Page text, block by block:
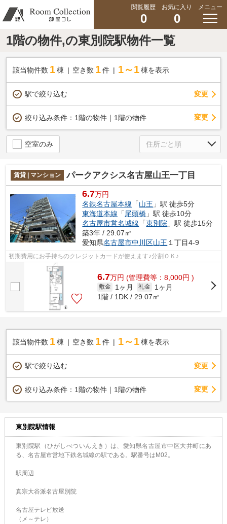
閲覧履歴
0
お気に入り
0
メニュー
1階の物件,の東別院駅物件一覧
該当物件数 1棟 空き数 1 件 1～1 棟を表示
駅で絞り込む 変更
絞り込み条件： 1階の物件｜1階の物件 変更
空室のみ
賃貸 | マンション パークアクシス名古屋山王一丁目
6.7万円
名鉄名古屋本線 「山王 」駅 徒歩5分
東海道本線 「尾頭橋 」駅 徒歩10分
名古屋市営名城線 「東別院 」駅 徒歩15分
築3年 / 29.07㎡
愛知県名古屋市中川区山王 １丁目4-9
初期費用にお手持ちのクレジットカードが使えます♪分割ＯＫ♪
6.7万円 (管理費等：8,000円 )
敷金 1ヶ月 礼金
1ヶ月
1階 / 1DK / 29.07㎡
該当物件数 1棟 空き数 1 件 1～1 棟を表示
駅で絞り込む 変更
絞り込み条件： 1階の物件｜1階の物件 変更
東別院駅情報
東別院駅（ひがしべついんえき）は、愛知県名古屋市中区大井町にあ
る、名古屋市営地下鉄名城線の駅である。駅番号はM02。
駅周辺
真宗大谷派名古屋別院
名古屋テレビ放送
（メ～テレ）